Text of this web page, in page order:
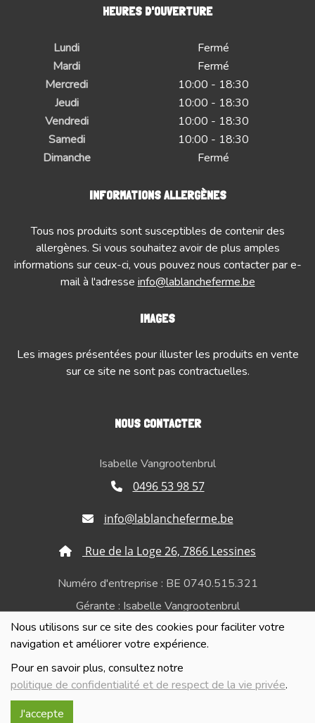
Nous utilisons sur ce site des cookies pour faciliter votre
navigation et améliorer votre expérience.
Pour en savoir plus, consultez notre
politique de confidentialité et de respect de la vie privée.
J'accepte
HEURES D'OUVERTURE
Lundi
Fermé
Mardi
Fermé
Mercredi
10:00 - 18:30
Jeudi
10:00 - 18:30
Vendredi
10:00 - 18:30
Samedi
10:00 - 18:30
Dimanche
Fermé
INFORMATIONS ALLERGÈNES
Tous nos produits sont susceptibles de contenir des
allergènes. Si vous souhaitez avoir de plus amples
informations sur ceux-ci, vous pouvez nous contacter par e-
mail à l'adresse info@lablancheferme.be
IMAGES
Les images présentées pour illuster les produits en vente
sur ce site ne sont pas contractuelles.
NOUS CONTACTER
Isabelle Vangrootenbrul
0496 53 98 57
info@lablancheferme.be
Rue de la Loge 26, 7866 Lessines
Numéro d'entreprise : BE 0740.515.321
Gérante : Isabelle Vangrootenbrul
Politique de confidentialité et de respect de la vie
privée